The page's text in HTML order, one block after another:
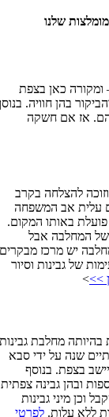
שלנו
כאן בצפת
בהן חוויה. בנוסף
אז אם חשקה
להצלחה בקרב
עלית אב המשפחה
היא פועלת באותו המקום.
המחלבה אבל
יש מרכז מבקרים
של גבינות וסיור
>
מחלבת גבינות
שנה על ידי סבא
ממרוקו ברגל בגיל 12 והתיישב בצפת. בנוסף
ובהן גבינה צפתית
מיני גבינות
ללא עלות.לפרטי